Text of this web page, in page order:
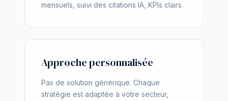
mensuels, suivi des citations IA, KPIs clairs.
Approche personnalisée
Pas de solution générique. Chaque
stratégie est adaptée à votre secteur,